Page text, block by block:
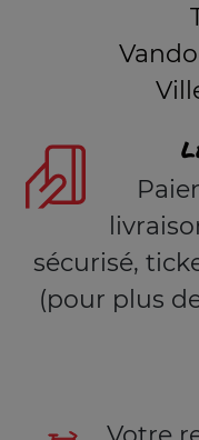
sécurisé,
(pour plus